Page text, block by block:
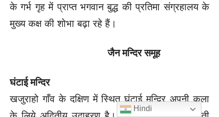
के गर्भ गृह में प्राप्त भगवान बुद्ध की प्रतिमा संग्रहालय के
मुख्य कक्ष की शोभा बढ़ा रहे हैं।
जैन मन्दिर समूह
घंटाई मन्दिर
खजुराहो गाँव के दक्षिण में स्थित घंटाई मन्दिर अपनी कला
Hindi